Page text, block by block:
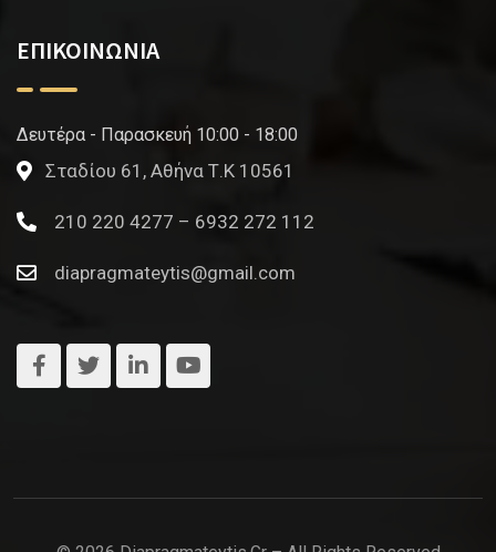
ΕΠΙΚΟΙΝΩΝΙΑ
Δευτέρα - Παρασκευή 10:00 - 18:00
Σταδίου 61, Αθήνα Τ.Κ 10561
210 220 4277 – 6932 272 112
diapragmateytis@gmail.com